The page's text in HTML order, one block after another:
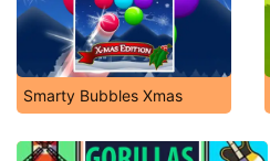
Smarty Bubbles Xmas